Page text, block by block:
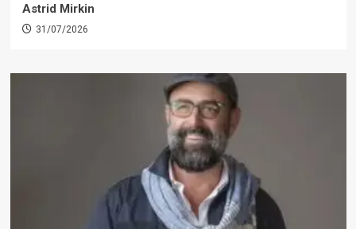
Astrid Mirkin
31/07/2026